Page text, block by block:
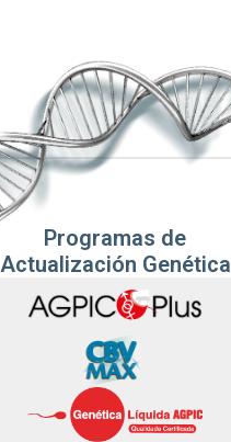
Programas de
Actualización Genética